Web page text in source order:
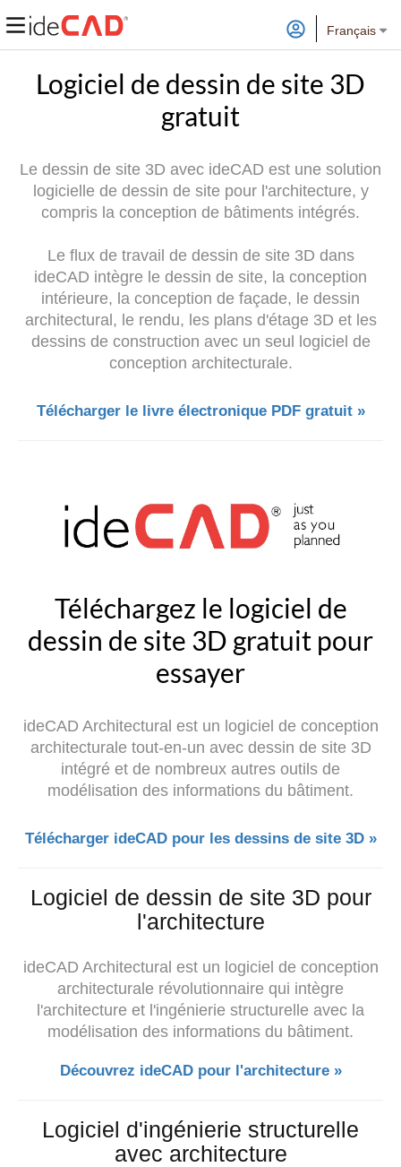
Français
Logiciel de dessin de site 3D
gratuit
Le dessin de site 3D avec ideCAD est une solution
logicielle de dessin de site pour l'architecture, y
compris la conception de bâtiments intégrés.
Le flux de travail de dessin de site 3D dans
ideCAD intègre le dessin de site, la conception
intérieure, la conception de façade, le dessin
architectural, le rendu, les plans d'étage 3D et les
dessins de construction avec un seul logiciel de
conception architecturale.
Télécharger le livre électronique PDF gratuit »
Téléchargez le logiciel de
dessin de site 3D gratuit pour
essayer
ideCAD Architectural est un logiciel de conception
architecturale tout-en-un avec dessin de site 3D
intégré et de nombreux autres outils de
modélisation des informations du bâtiment.
Télécharger ideCAD pour les dessins de site 3D »
Logiciel de dessin de site 3D pour
l'architecture
ideCAD Architectural est un logiciel de conception
architecturale révolutionnaire qui intègre
l'architecture et l'ingénierie structurelle avec la
modélisation des informations du bâtiment.
Découvrez ideCAD pour l'architecture »
Logiciel d'ingénierie structurelle
avec architecture